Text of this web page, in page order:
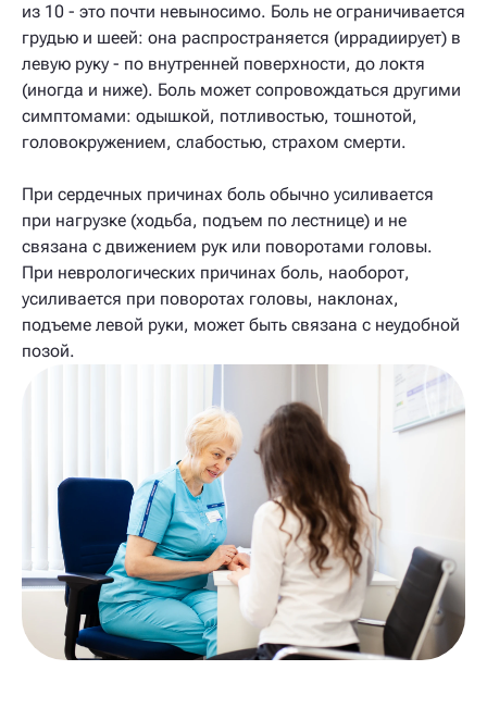
из 10 - это почти невыносимо. Боль не ограничивается
грудью и шеей: она распространяется (иррадиирует) в
левую руку - по внутренней поверхности, до локтя
(иногда и ниже). Боль может сопровождаться другими
симптомами: одышкой, потливостью, тошнотой,
головокружением, слабостью, страхом смерти.
При сердечных причинах боль обычно усиливается
при нагрузке (ходьба, подъем по лестнице) и не
связана с движением рук или поворотами головы.
При неврологических причинах боль, наоборот,
усиливается при поворотах головы, наклонах,
подъеме левой руки, может быть связана с неудобной
позой.